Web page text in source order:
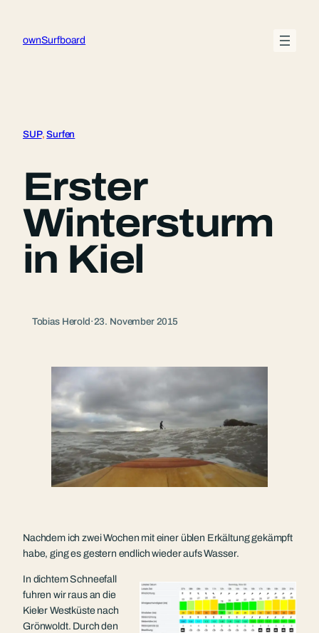
springen
ownSurfboard
SUP, Surfen
Erster
Wintersturm
in Kiel
Tobias Herold·23. November 2015
Nachdem ich zwei Wochen mit einer üblen Erkältung gekämpft
habe, ging es gestern endlich wieder aufs Wasser.
In dichtem Schneefall
fuhren wir raus an die
Kieler Westküste nach
Grönwoldt. Durch den